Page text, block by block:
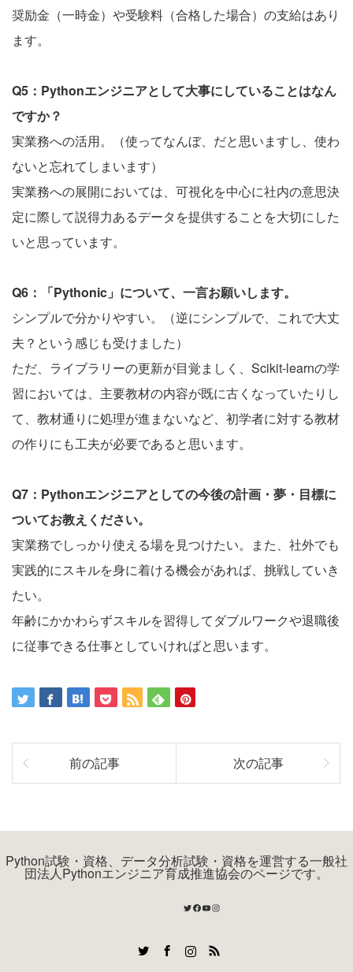
奨励金（一時金）や受験料（合格した場合）の支給はあり
ます。
Q5：Pythonエンジニアとして大事にしていることはなん
ですか？
実業務への活用。（使ってなんぼ、だと思いますし、使わ
ないと忘れてしまいます）
実業務への展開においては、可視化を中心に社内の意思決
定に際して説得力あるデータを提供することを大切にした
いと思っています。
Q6：「Pythonic」について、一言お願いします。
シンプルで分かりやすい。（逆にシンプルで、これで大丈
夫？という感じも受けました）
ただ、ライブラリーの更新が目覚ましく、Scikit-learnの学
習においては、主要教材の内容が既に古くなっていたりし
て、教材通りに処理が進まないなど、初学者に対する教材
の作りにも工夫が必要であると思います。
Q7：Pythonエンジニアとしての今後の計画・夢・目標に
ついてお教えください。
実業務でしっかり使える場を見つけたい。また、社外でも
実践的にスキルを身に着ける機会があれば、挑戦していき
たい。
年齢にかかわらずスキルを習得してダブルワークや退職後
に従事できる仕事としていければと思います。
前の記事 次の記事
Python試験・資格、データ分析試験・資格を運営する一般社
団法人Pythonエンジニア育成推進協会のページです。
Twitter
Facebook
YouTube
Instagram
RSS